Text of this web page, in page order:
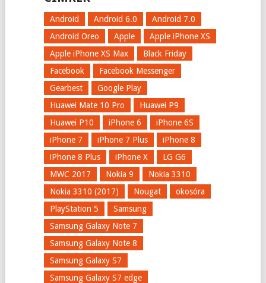
Android Android 6.0
Android 7.0
Android Oreo
Apple
Apple iPhone XS
Apple iPhone XS Max
Black Friday
Facebook
Facebook Messenger
Gearbest
Google Play
Huawei Mate 10 Pro
Huawei P9
Huawei P10
iPhone 6
iPhone 6S
iPhone 7
iPhone 7 Plus
iPhone 8
iPhone 8 Plus
iPhone X
LG G6
MWC 2017
Nokia 9
Nokia 3310
Nokia 3310 (2017)
Nougat
okosóra
PlayStation 5
Samsung
Samsung Galaxy Note 7
Samsung Galaxy Note 8
Samsung Galaxy S7
Samsung Galaxy S7 edge